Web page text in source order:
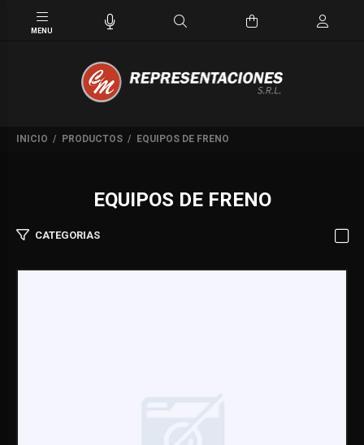
INICIO PRODUCTOS EQUIPOS DE FRENO
EQUIPOS DE FRENO
CATEGORIAS